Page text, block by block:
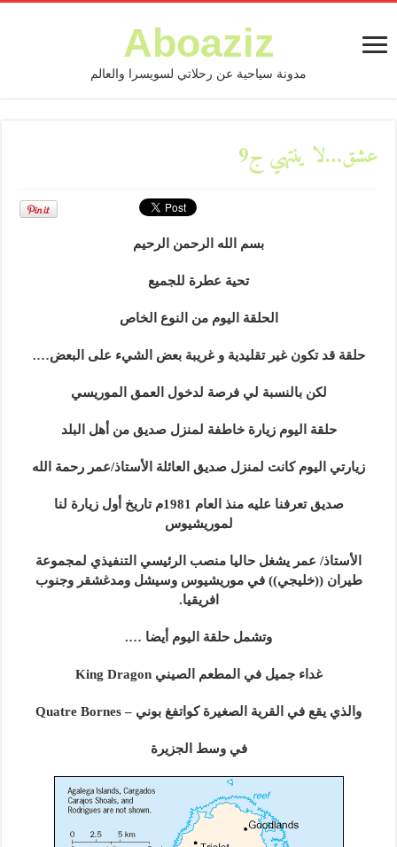
Aboaziz
مدونة سياحية عن رحلاتي لسويسرا والعالم
عشق…لا ينتهي ج9
بسم الله الرحمن الرحيم
تحية عطرة للجميع
الحلقة اليوم من النوع الخاص
حلقة قد تكون غير تقليدية و غريبة بعض الشيء على البعض….
لكن بالنسبة لي فرصة لدخول العمق الموريسي
حلقة اليوم زيارة خاطفة لمنزل صديق من أهل البلد
زيارتي اليوم كانت لمنزل صديق العائلة الأستاذ/عمر رحمة الله
صديق تعرفنا عليه منذ العام 1981م تاريخ أول زيارة لنا
لموريشيوس
الأستاذ/ عمر يشغل حاليا منصب الرئيسي التنفيذي لمجموعة
طيران ((خليجي)) في موريشيوس وسيشل ومدغشقر وجنوب
افريقيا.
وتشمل حلقة اليوم أيضا ….
غداء جميل في المطعم الصيني King Dragon
والذي يقع في القرية الصغيرة كواتفغ بوني – Quatre Bornes
في وسط الجزيرة